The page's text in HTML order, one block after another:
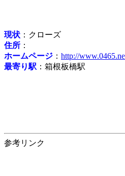
現状 ：クローズ
住所 ：
ホームページ ： http://
最寄り駅 ：箱根板橋駅
参考リンク